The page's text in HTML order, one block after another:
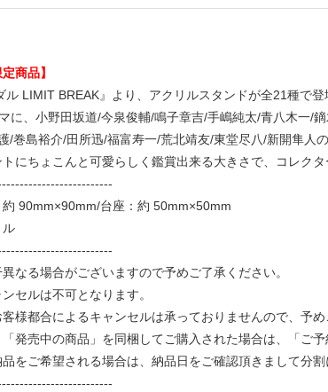
商品】
ル LIMIT BREAK』より、アクリルスタンドが全21種で登
に、小野田坂道/今泉俊輔/鳴子章吉/手嶋純太/青八木一/
/巻島裕介/田所迅/福富寿一/荒北靖友/東堂尽八/新開隼人
にちょこんと可愛らしく鑑賞出来る大きさで、コレク
90mm×90mm/台座：約 50mm×50mm
なる場合がございますので予めご了承ください。
セルは不可となります。
様都合によるキャンセルは承っておりませんので、予め
発売中の商品」を同梱してご購入された場合は、「ご
をご希望される場合は、納品日をご確認頂きまして分割